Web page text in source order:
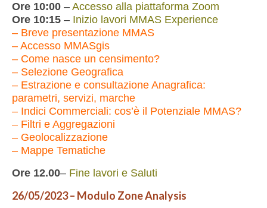
Ore 10:00 – Accesso alla piattaforma Zoom
Ore 10:15 – Inizio lavori MMAS Experience
– Breve presentazione MMAS
– Accesso MMASgis
– Come nasce un censimento?
– Selezione Geografica
– Estrazione e consultazione Anagrafica:
parametri, servizi, marche
– Indici Commerciali: cos’è il Potenziale MMAS?
– Filtri e Aggregazioni
– Geolocalizzazione
– Mappe Tematiche
Ore 12.00– Fine lavori e Saluti
26/05/2023– Modulo Zone Analysis